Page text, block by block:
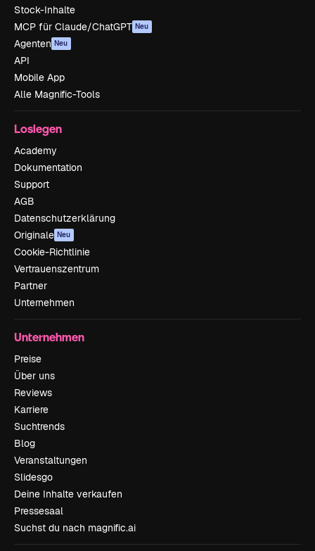
Stock-Inhalte
MCP für Claude/ChatGPT Neu
Agenten Neu
API
Mobile App
Alle Magnific-Tools
Loslegen
Academy
Dokumentation
Support
AGB
Datenschutzerklärung
Originale Neu
Cookie-Richtlinie
Vertrauenszentrum
Partner
Unternehmen
Unternehmen
Preise
Über uns
Reviews
Karriere
Suchtrends
Blog
Veranstaltungen
Slidesgo
Deine Inhalte verkaufen
Pressesaal
Suchst du nach magnific.ai